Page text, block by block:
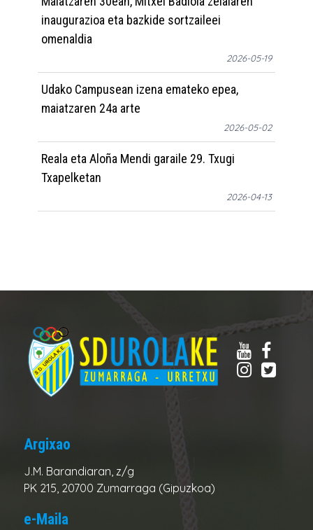
inaugurazioa eta bazkide sortzaileei
omenaldia
2026-05-19
Udako Campusean izena emateko epea,
maiatzaren 24a arte
2026-05-02
Reala eta Aloña Mendi garaile 29. Txugi
Txapelketan
2026-04-13
Argixao
J.M. Barandiaran, z/g
PK 215, 20700 Zumarraga (Gipuzkoa)
e-Maila